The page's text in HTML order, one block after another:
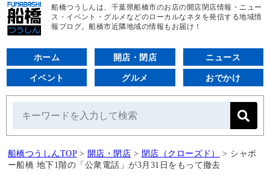
船橋つうしんは、千葉県船橋市のお店の開店閉店情報・ニュー
ス・イベント・グルメなどのローカルなネタを発信する地域情
報ブログ。船橋市近隣地域の情報もお届け！
ホーム 開店・閉店 ニュース
イベント グルメ おでかけ
船橋つうしんTOP > 開店・閉店 > 閉店（クローズド） > シャポ
ー船橋 地下1階の「公衆電話」が3月31日をもって撤去